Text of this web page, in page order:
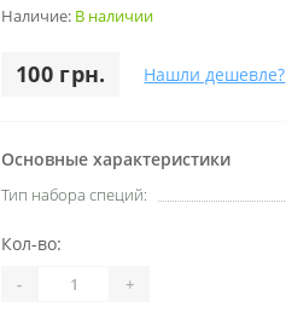
Наличие: В наличии
100 грн. Нашли дешевле?
Основные характеристики
Тип набора специй:
Кол-во:
- +